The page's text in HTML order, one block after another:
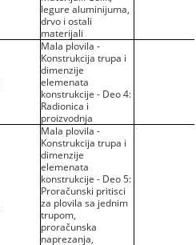
legure aluminijuma,
drvo i ostali
materijali
Mala plovila -
Konstrukcija trupa i
dimenzije
elemenata
konstrukcije - Deo 4:
Radionica i
proizvodnja
Mala plovila -
Konstrukcija trupa i
dimenzije
elemenata
konstrukcije - Deo 5:
Proračunski pritisci
za plovila sa jednim
trupom,
proračunska
naprezanja,